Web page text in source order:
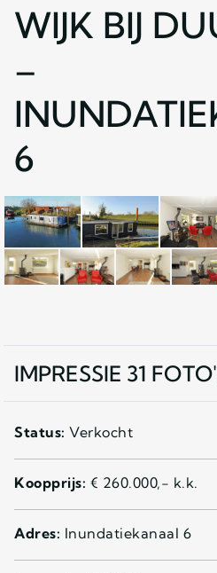
WIJK BIJ
–
6
IMPRESSIE 31
Status: Verkocht
Koopprijs: € 260.000,- k.k.
Adres: Inundatiekanaal 6